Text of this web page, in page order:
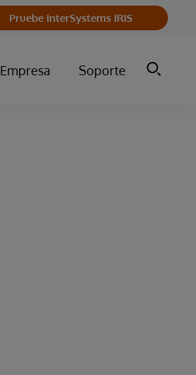
Pruebe InterSystems IRIS
Empresa Soporte